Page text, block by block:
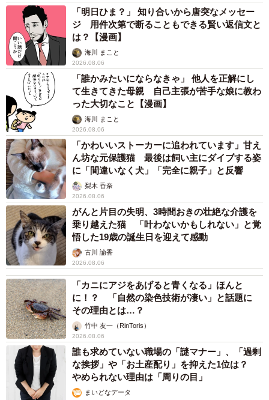
「明日ひま？」 知り合いから唐突なメッセー
ジ 用件次第で断ることもできる賢い返信文と
は？【漫画】
海川 まこと
2026.08.06
「誰かみたいにならなきゃ」 他人を正解にし
て生きてきた母親 自己主張が苦手な娘に教わ
った大切なこと【漫画】
海川 まこと
2026.08.06
「かわいいストーカーに追われています」甘え
ん坊な元保護猫 最後は飼い主にダイブする姿
に「間違いなく犬」「完全に親子」と反響
梨木 香奈
2026.08.06
がんと片目の失明、3時間おきの壮絶な介護を
乗り越えた猫 「叶わないかもしれない」と覚
悟した19歳の誕生日を迎えて感動
古川 諭香
2026.08.06
「カニにアジをあげると青くなる」ほんと
に！？ 「自然の染色技術が凄い」と話題に
その理由とは…？
竹中 友一（RinToris）
2026.08.06
誰も求めていない職場の「謎マナー」、「過剰
な挨拶」や「お土産配り」を抑えた1位は？
やめられない理由は「周りの目」
まいどなデータ